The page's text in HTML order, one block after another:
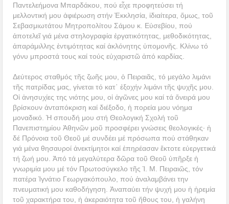
Παντελεήμονα Μπαρδάκου, πού εἶχε προφητεύσει τή
μελλοντική μου ἀφιέρωση στήν Ἐκκλησία, ἰδιαίτερα, ὅμως, τοῦ
Σεβασμιωτάτου Μητροπολίτου Σάμου κ. Εὐσεβίου, πού
ἀποτελεῖ γιά μένα στηλογραφία ἐργατικότητας, μεθοδικότητας,
ἀπαράμιλλης ἐντιμότητας καί ἀκλόνητης ὑπομονῆς. Κλίνω τό
γόνυ μπροστά τους καί τούς εὐχαριστῶ ἀπό καρδίας.
Δεύτερος σταθμός τῆς ζωῆς μου, ὁ Πειραιᾶς, τό μεγάλο λιμάνι
τῆς πατρίδας μας, γίνεται τό κατ᾿ ἐξοχήν λιμάνι τῆς ψυχῆς μου.
Οἱ ἀνησυχίες της νιότης μου, οἱ ἀγῶνες μου καί τά ὄνειρά μου
βρίσκουν ἀνταπόκριση καί διέξοδο, ἡ πορεία μου νόημα
μοναδικό. Ἡ σπουδή μου στή Θεολογική Σχολή τοῦ
Πανεπιστημίου Ἀθηνῶν μοῦ προσφέρει γνώσεις θεολογικές· ἡ
δέ Πρόνοια τοῦ Θεοῦ μέ συνδέει μέ πρόσωπα πού στάθηκαν
γιά μένα θησαυροί ἀνεκτίμητοι καί ἐπηρέασαν ἔκτοτε εὐεργετικά
τή ζωή μου. Ἀπό τά μεγαλύτερα δῶρα τοῦ Θεοῦ ὑπῆρξε ἡ
γνωριμία μου μέ τόν Πρωτοσύγκελο τῆς Ἱ. Μ. Πειραιῶς, τόν
πατέρα Ἰγνάτιο Γεωργακόπουλο, πού ἀναλαμβάνει την
πνευματική μου καθοδήγηση. Ἀναπαύει τήν ψυχή μου ἡ ἠρεμία
τοῦ χαρακτήρα του, ἡ ἀκεραιότητα τοῦ ἤθους του, ἡ γαλήνη